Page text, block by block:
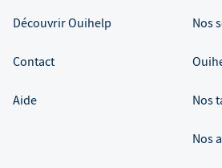
Découvrir Ouihelp
Contact
Aide
Nos
Nos
Nos